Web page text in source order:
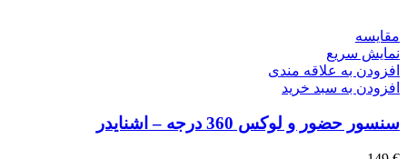
مقايسه
نمایش سریع
افزودن به علاقه مندی
افزودن به سبد خرید
سنسور حضور و لوکس 360 درجه – اشنایدر